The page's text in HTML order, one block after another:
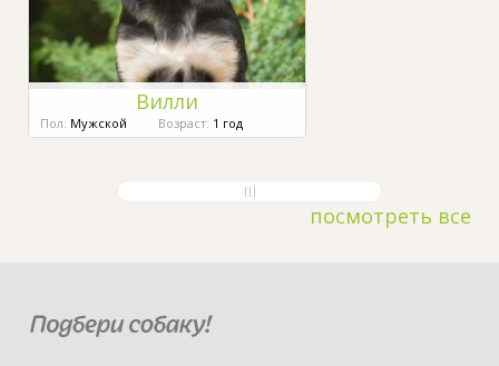
Вилли
Пол: Мужской Возраст: 1 год
посмотреть все